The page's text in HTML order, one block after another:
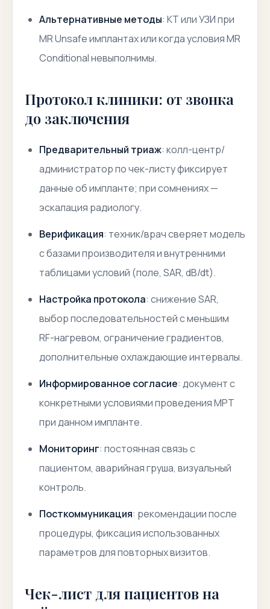
Альтернативные методы: КТ или УЗИ при
MR Unsafeимплантах или когда условия MR
Conditional невыполнимы.
Протокол клиники: от звонка
до заключения
Предварительный триаж: колл-центр/
администратор по чек-листу фиксирует
данные об импланте; при сомнениях —
эскалация радиологу.
Верификация: техник/врач сверяет модель
с базами производителя и внутренними
таблицами условий (поле, SAR, dB/dt).
Настройка протокола: снижение SAR,
выбор последовательностей с меньшим
RF-нагревом, ограничение градиентов,
дополнительные охлаждающие интервалы.
Информированное согласие: документ с
конкретными условиями проведения МРТ
при данном импланте.
Мониторинг: постоянная связь с
пациентом, аварийная груша, визуальный
контроль.
Посткоммуникация: рекомендации после
процедуры, фиксация использованных
параметров для повторных визитов.
Чек-лист для пациентов на